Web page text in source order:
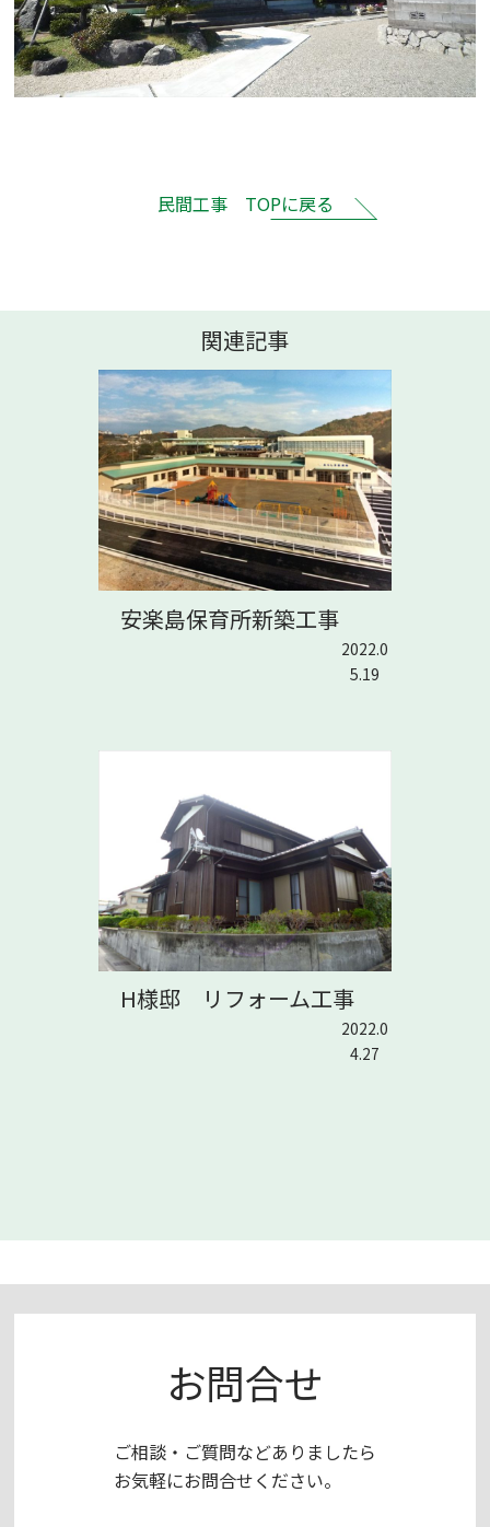
民間工事 TOPに戻る
関連記事
安楽島保育所新築工事
2022.0
5.19
H様邸 リフォーム工事
2022.0
4.27
お問合せ
ご相談・ご質問などありましたら
お気軽にお問合せください。